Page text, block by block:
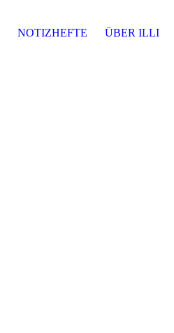
NOTIZHEFTE
ÜBER ILLI